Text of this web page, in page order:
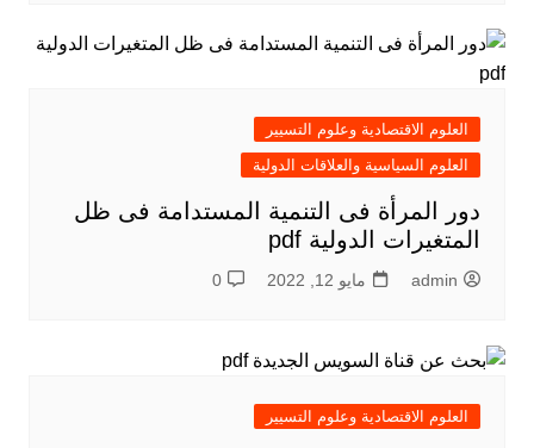
العلوم الاقتصادية وعلوم التسيير
العلوم السياسية والعلاقات الدولية
دور المرأة فى التنمية المستدامة فى ظل
المتغيرات الدولية pdf
admin مايو 12, 2022 0
العلوم الاقتصادية وعلوم التسيير